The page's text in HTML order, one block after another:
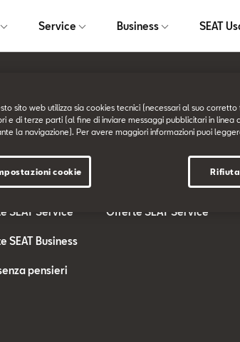
Service Business SEAT
SEAT
offerte
SEAT Service
SEAT Business
pensieri
Service
Offerte SEAT Service
sito web utilizza sia cookies tecnici (necessari al suo
e di terze parti (al fine di inviare messaggi pubblicitari in
la navigazione). Per avere maggiori informazioni puoi
cookie